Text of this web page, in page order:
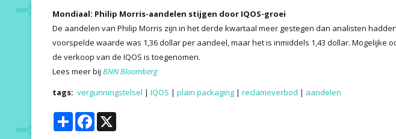
Mondiaal: Philip Morris-aandelen stijgen door IQOS-groei
De aandelen van Philip Morris zijn in het derde kwartaal meer gestegen dan analisten
voorspelde waarde was 1,36 dollar per aandeel, maar het is inmiddels 1,43 dollar. Mogelijke
de verkoop van de IQOS is toegenomen.
Lees meer bij BNN Bloomberg
tags: vergunningstelsel | IQOS | plain packaging | reclameverbod | aandelen
Share Facebook